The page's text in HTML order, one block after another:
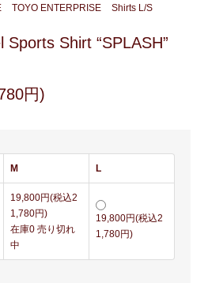
TOYO ENTERPRISE Shirts L/S
Sports Shirt “SPLASH”
円)
M L
19,800円(税込2
1,780円)
在庫0 売り切れ
中
19,800円(税込2
1,780円)